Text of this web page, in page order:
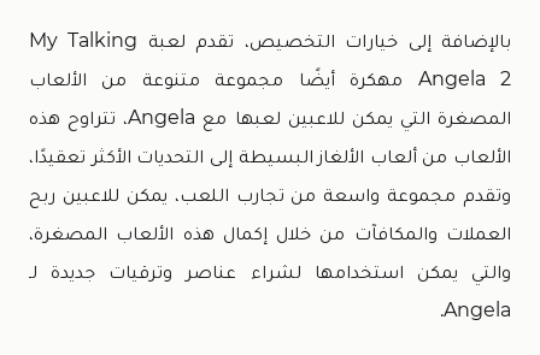
بالإضافة إلى خيارات التخصيص، تقدم لعبة My Talking
Angela 2 مهكرة أيضًا مجموعة متنوعة من الألعاب
المصغرة التي يمكن للاعبين لعبها مع Angela، تتراوح هذه
الألعاب من ألعاب الألغاز البسيطة إلى التحديات الأكثر تعقيدًا،
وتقدم مجموعة واسعة من تجارب اللعب، يمكن للاعبين ربح
العملات والمكافآت من خلال إكمال هذه الألعاب المصغرة،
والتي يمكن استخدامها لشراء عناصر وترقيات جديدة لـ
Angela.